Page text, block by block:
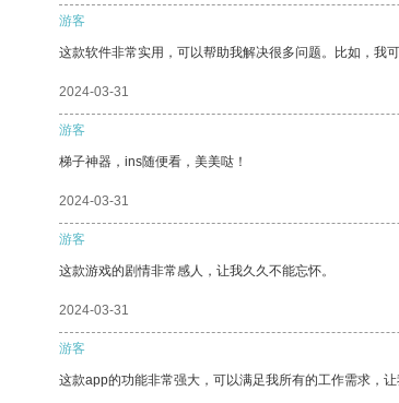
游客
这款软件非常实用，可以帮助我解决很多问题。比如，我
2024-03-31
游客
梯子神器，ins随便看，美美哒！
2024-03-31
游客
这款游戏的剧情非常感人，让我久久不能忘怀。
2024-03-31
游客
这款app的功能非常强大，可以满足我所有的工作需求，让